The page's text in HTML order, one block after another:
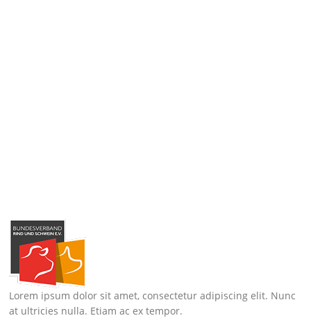
Lorem ipsum dolor sit amet, consectetur adipiscing elit. Nunc
at ultricies nulla. Etiam ac ex tempor.